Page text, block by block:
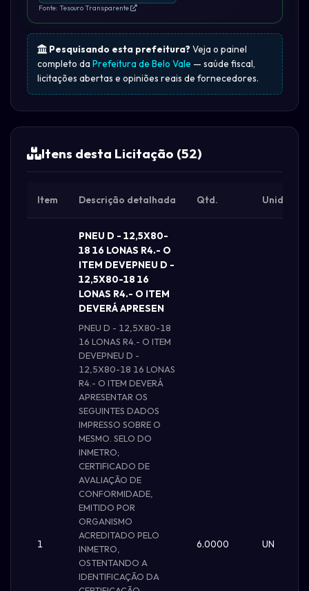
Fonte: Tesouro Transparente
Pesquisando esta prefeitura? Veja o painel
completo da Prefeitura de Belo Vale — saúde fiscal,
licitações abertas e opiniões reais de fornecedores.
Itens desta Licitação (52)
Item Descrição detalhada Qtd. Unid.
1
PNEU D - 12,5X80-
18 16 LONAS R4.- O
ITEM DEVEPNEU D -
12,5X80-18 16
LONAS R4.- O ITEM
DEVERÁ APRESEN
PNEU D - 12,5X80-18
16 LONAS R4.- O ITEM
DEVEPNEU D -
12,5X80-18 16 LONAS
R4.- O ITEM DEVERÁ
APRESENTAR OS
SEGUINTES DADOS
IMPRESSO SOBRE O
MESMO. SELO DO
INMETRO;
CERTIFICADO DE
AVALIAÇÃO DE
CONFORMIDADE,
EMITIDO POR
ORGANISMO
ACREDITADO PELO
INMETRO,
OSTENTANDO A
IDENTIFICAÇÃO DA
6.0000 UN